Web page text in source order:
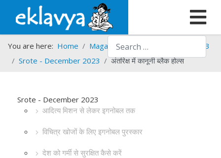
Search
You are here: Home Magazines Srote
Srote - 2023
Srote - December 2023
अंतरिक्ष में कानूनी ब्लैक होल्स
Srote - December 2023
आदित्य मिशन से लेकर इगनोबल तक
विचित्र खोजों के लिए इगनोबल पुरस्कार
देश को गर्मी से सुरक्षित कैसे करें